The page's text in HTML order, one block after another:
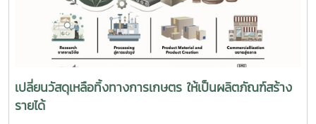
เปลี่ยนวัสดุเหลือทิ้งทางการเกษตร ให้เป็นผลิตภัณฑ์สร้าง
รายได้